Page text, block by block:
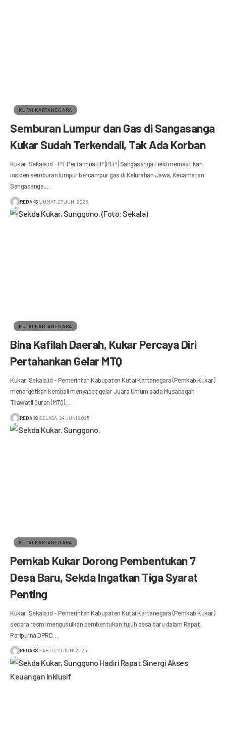
KUTAI KARTANEGARA
Semburan Lumpur dan Gas di Sangasanga
Kukar Sudah Terkendali, Tak Ada Korban
Kukar, Sekala.id - PT Pertamina EP (PEP) Sangasanga Field memastikan
insiden semburan lumpur bercampur gas di Kelurahan Jawa, Kecamatan
Sangasanga,…
REDAKSIJUMAT, 27 JUNI 2025
KUTAI KARTANEGARA
Bina Kafilah Daerah, Kukar Percaya Diri
Pertahankan Gelar MTQ
Kukar, Sekala.id - Pemerintah Kabupaten Kutai Kartanegara (Pemkab Kukar)
menargetkan kembali menyabet gelar Juara Umum pada Musabaqah
Tilawatil Quran (MTQ)…
REDAKSISELASA, 24 JUNI 2025
KUTAI KARTANEGARA
Pemkab Kukar Dorong Pembentukan 7
Desa Baru, Sekda Ingatkan Tiga Syarat
Penting
Kukar, Sekala.id - Pemerintah Kabupaten Kutai Kartanegara (Pemkab Kukar)
secara resmi mengusulkan pembentukan tujuh desa baru dalam Rapat
Paripurna DPRD…
REDAKSISABTU, 21 JUNI 2025